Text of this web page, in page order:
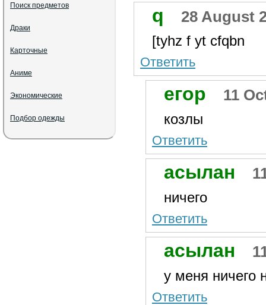
q 28 August
[tyhz f yt cfqbn
Ответить
егор 11
козлы
Ответить
асылан
ничего
Ответить
асылан
у меня ничего
Ответить
Поиск предметов
Драки
Карточные
Аниме
Экономические
Подбор одежды